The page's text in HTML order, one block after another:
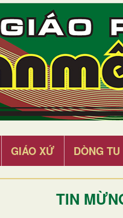
GIÁO XỨ DÒNG TU
TIN